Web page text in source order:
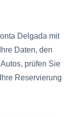
Delgada mit
Daten, den
prüfen Sie
Reservierung